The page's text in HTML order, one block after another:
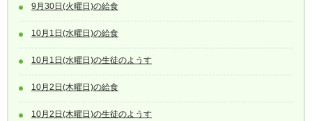
9月30日(火曜日)の給食
10月1日(水曜日)の給食
10月1日(水曜日)の生徒のようす
10月2日(木曜日)の給食
10月2日(木曜日)の生徒のようす